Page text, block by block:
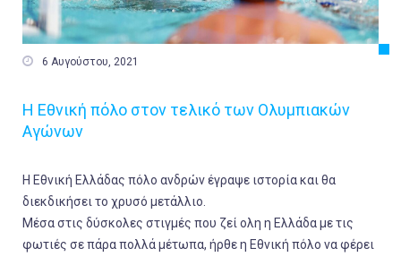
 6 Αυγούστου, 2021
Η Εθνική πόλο στον τελικό των Ολυμπιακών
Αγώνων
Η Εθνική Ελλάδας πόλο ανδρών έγραψε ιστορία και θα
διεκδικήσει το χρυσό μετάλλιο.
Μέσα στις δύσκολες στιγμές που ζεί ολη η Ελλάδα με τις
φωτιές σε πάρα πολλά μέτωπα, ήρθε η Εθνική πόλο να φέρει
Αστυνομικό Δελτίο